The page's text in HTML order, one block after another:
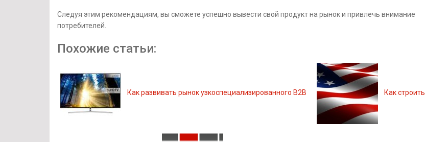
Следуя этим рекомендациям, вы сможете успешно вывести свой продукт на рынок и привлечь внимание
потребителей.
Похожие статьи:
Как развивать рынок узкоспециализированного B2B Как строить